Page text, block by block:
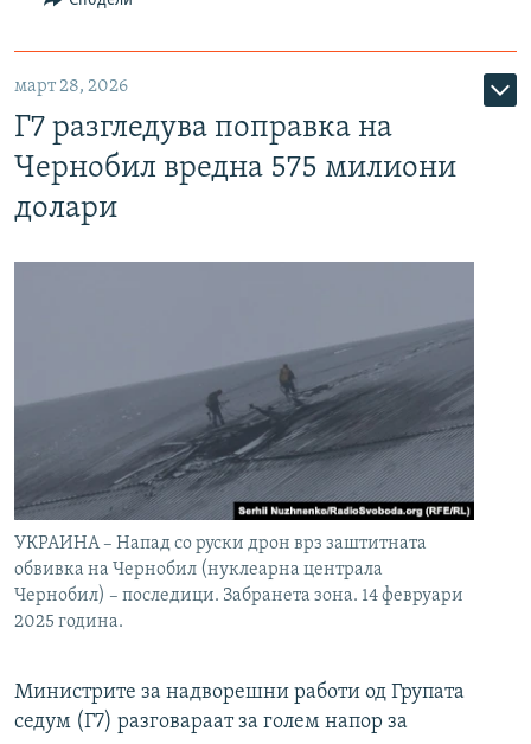
март 28, 2026
Г7 разгледува поправка на
Чернобил вредна 575 милиони
долари
УКРАИНА – Напад со руски дрон врз заштитната
обвивка на Чернобил (нуклеарна централа
Чернобил) – последици. Забранета зона. 14 февруари
2025 година.
Министрите за надворешни работи од Групата
седум (Г7) разговараат за голем напор за